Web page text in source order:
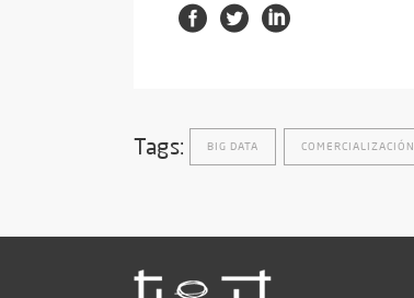
Tags: BIG DATA COMERCIALIZACIÓN